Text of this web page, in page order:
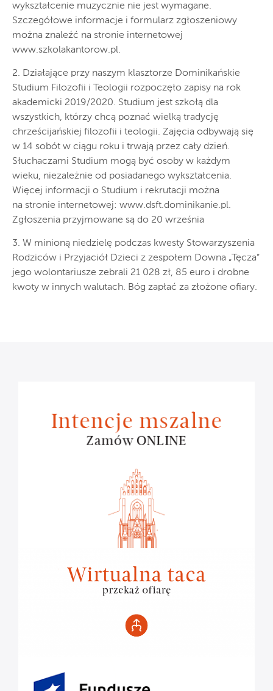
wykształcenie muzycznie nie jest wymagane.
Szczegółowe informacje i formularz zgłoszeniowy
można znaleźć na stronie internetowej
www.szkolakantorow.pl.
2. Działające przy naszym klasztorze Dominikańskie
Studium Filozofii i Teologii rozpoczęło zapisy na rok
akademicki 2019/2020. Studium jest szkołą dla
wszystkich, którzy chcą poznać wielką tradycję
chrześcijańskiej filozofii i teologii. Zajęcia odbywają się
w 14 sobót w ciągu roku i trwają przez cały dzień.
Słuchaczami Studium mogą być osoby w każdym
wieku, niezależnie od posiadanego wykształcenia.
Więcej informacji o Studium i rekrutacji można
na stronie internetowej: www.dsft.dominikanie.pl.
Zgłoszenia przyjmowane są do 20 września
3. W minioną niedzielę podczas kwesty Stowarzyszenia
Rodziców i Przyjaciół Dzieci z zespołem Downa „Tęcza”
jego wolontariusze zebrali 21 028 zł, 85 euro i drobne
kwoty w innych walutach. Bóg zapłać za złożone ofiary.